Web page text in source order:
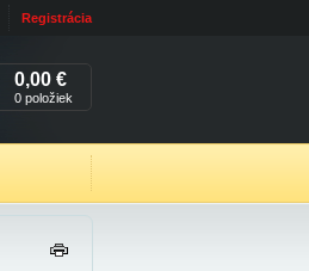
Registrácia
0,00 €
0 položiek